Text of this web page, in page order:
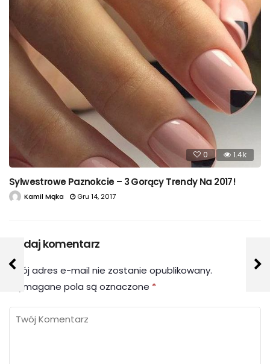
0 1.4k
Sylwestrowe Paznokcie – 3 Gorący Trendy Na 2017!
Kamil Mąka Gru 14, 2017
Dodaj komentarz
Twój adres e-mail nie zostanie opublikowany.
Wymagane pola są oznaczone *